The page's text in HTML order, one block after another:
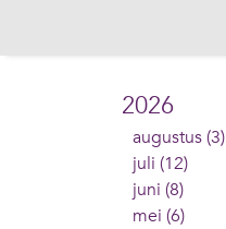
2026
augustus (3)
juli (12)
juni (8)
mei (6)